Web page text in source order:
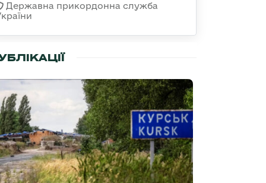
Державна прикордонна служба